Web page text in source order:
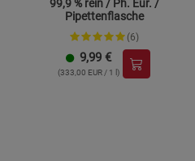
99,9 % rein / Ph. Eur. /
Pipettenflasche
(6)
9,99 €
(333,00 EUR / 1 l)